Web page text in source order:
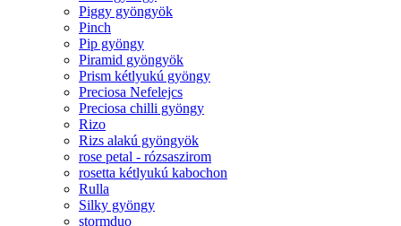
Piggy gyöngyök
Pinch
Pip gyöngy
Piramid gyöngyök
Prism kétlyukú gyöngy
Preciosa Nefelejcs
Preciosa chilli gyöngy
Rizo
Rizs alakú gyöngyök
rose petal - rózsaszirom
rosetta kétlyukú kabochon
Rulla
Silky gyöngy
stormduo